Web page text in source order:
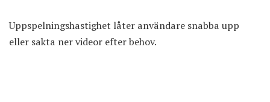
Uppspelningshastighet låter användare snabba upp
eller sakta ner videor efter behov.